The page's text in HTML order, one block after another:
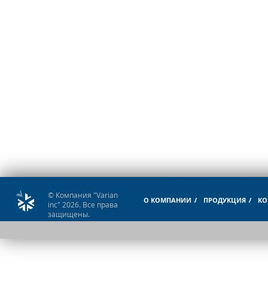
© Компания "Varian
inc" 2026. Все права
защищены.
О КОМПАНИИ ПРОДУКЦИЯ